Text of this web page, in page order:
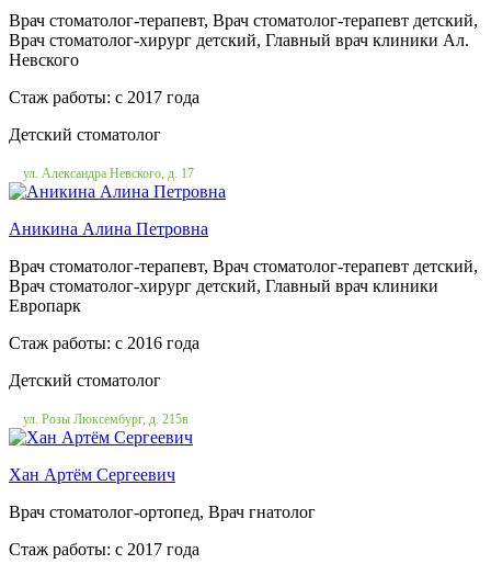
Врач стоматолог-терапевт, Врач стоматолог-терапевт детский,
Врач стоматолог-хирург детский, Главный врач клиники Ал.
Невского
Стаж работы: c 2017 года
Детский стоматолог
ул. Александра Невского, д. 17
Аникина Алина Петровна
Врач стоматолог-терапевт, Врач стоматолог-терапевт детский,
Врач стоматолог-хирург детский, Главный врач клиники
Европарк
Стаж работы: c 2016 года
Детский стоматолог
ул. Розы Люксембург, д. 215в
Хан Артём Сергеевич
Врач стоматолог-ортопед, Врач гнатолог
Стаж работы: c 2017 года